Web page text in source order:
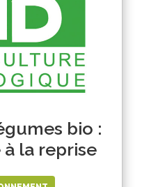
bio :
la reprise